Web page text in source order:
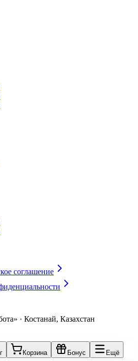
соглашение
· Костанай, Казахстан
Корзина Бонус Ещё